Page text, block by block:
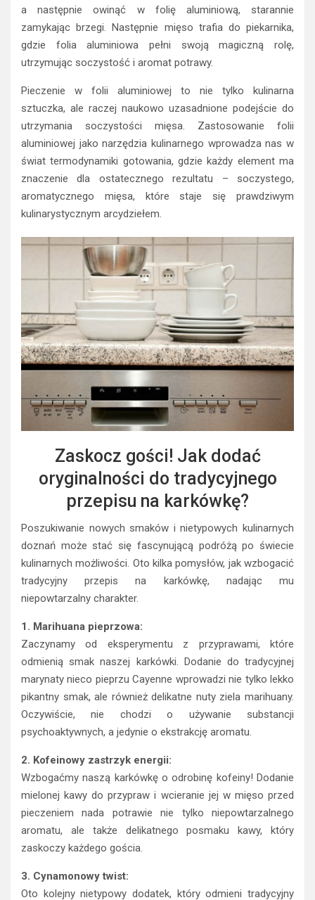
a następnie owinąć w folię aluminiową, starannie
zamykając brzegi. Następnie mięso trafia do piekarnika,
gdzie folia aluminiowa pełni swoją magiczną rolę,
utrzymując soczystość i aromat potrawy.
Pieczenie w folii aluminiowej to nie tylko kulinarna
sztuczka, ale raczej naukowo uzasadnione podejście do
utrzymania soczystości mięsa. Zastosowanie folii
aluminiowej jako narzędzia kulinarnego wprowadza nas w
świat termodynamiki gotowania, gdzie każdy element ma
znaczenie dla ostatecznego rezultatu – soczystego,
aromatycznego mięsa, które staje się prawdziwym
kulinarystycznym arcydziełem.
Zaskocz gości! Jak dodać
oryginalności do tradycyjnego
przepisu na karkówkę?
Poszukiwanie nowych smaków i nietypowych kulinarnych
doznań może stać się fascynującą podróżą po świecie
kulinarnych możliwości. Oto kilka pomysłów, jak wzbogacić
tradycyjny przepis na karkówkę, nadając mu
niepowtarzalny charakter.
1. Marihuana pieprzowa:
Zaczynamy od eksperymentu z przyprawami, które
odmienią smak naszej karkówki. Dodanie do tradycyjnej
marynaty nieco pieprzu Cayenne wprowadzi nie tylko lekko
pikantny smak, ale również delikatne nuty ziela marihuany.
Oczywiście, nie chodzi o używanie substancji
psychoaktywnych, a jedynie o ekstrakcję aromatu.
2. Kofeinowy zastrzyk energii:
Wzbogaćmy naszą karkówkę o odrobinę kofeiny! Dodanie
mielonej kawy do przypraw i wcieranie jej w mięso przed
pieczeniem nada potrawie nie tylko niepowtarzalnego
aromatu, ale także delikatnego posmaku kawy, który
zaskoczy każdego gościa.
3. Cynamonowy twist:
Oto kolejny nietypowy dodatek, który odmieni tradycyjny